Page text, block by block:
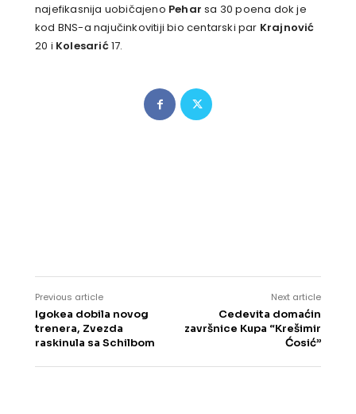
najefikasnija uobičajeno Pehar sa 30 poena dok je
kod BNS-a najučinkovitiji bio centarski par Krajnović
20 i Kolesarić17.
Previous article
Igokea dobila novog
trenera, Zvezda
raskinula sa Schilbom
Next article
Cedevita domaćin
završnice Kupa “Krešimir
Ćosić”